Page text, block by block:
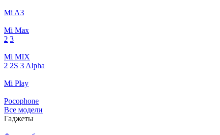
Mi A3
Mi Max
2 3
Mi MIX
2 2S 3 Alpha
Mi Play
Pocophone
Все модели
Гаджеты